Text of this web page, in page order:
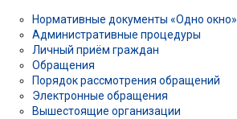
Нормативные документы «Одно окно»
Административные процедуры
Личный приём граждан
Обращения
Порядок рассмотрения обращений
Электронные обращения
Вышестоящие организации